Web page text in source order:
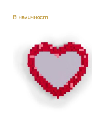
В наличност